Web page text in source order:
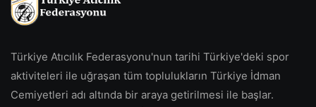
Türkiye Atıcılık Federasyonu'nun tarihi Türkiye'deki spor
aktiviteleri ile uğraşan tüm toplulukların Türkiye İdman
Cemiyetleri adı altında bir araya getirilmesi ile başlar.